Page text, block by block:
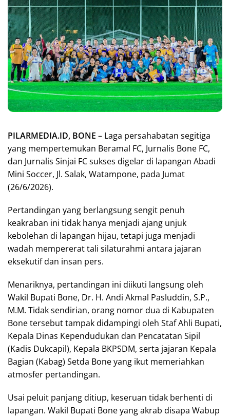
PILARMEDIA.ID, BONE – Laga persahabatan segitiga
yang mempertemukan Beramal FC, Jurnalis Bone FC,
dan Jurnalis Sinjai FC sukses digelar di lapangan Abadi
Mini Soccer, Jl. Salak, Watampone, pada Jumat
(26/6/2026).
Pertandingan yang berlangsung sengit penuh
keakraban ini tidak hanya menjadi ajang unjuk
kebolehan di lapangan hijau, tetapi juga menjadi
wadah mempererat tali silaturahmi antara jajaran
eksekutif dan insan pers.
​Menariknya, pertandingan ini diikuti langsung oleh
Wakil Bupati Bone, Dr. H. Andi Akmal Pasluddin, S.P.,
M.M. Tidak sendirian, orang nomor dua di Kabupaten
Bone tersebut tampak didampingi oleh Staf Ahli Bupati,
Kepala Dinas Kependudukan dan Pencatatan Sipil
(Kadis Dukcapil), Kepala BKPSDM, serta jajaran Kepala
Bagian (Kabag) Setda Bone yang ikut memeriahkan
atmosfer pertandingan.
​Usai peluit panjang ditiup, keseruan tidak berhenti di
lapangan. Wakil Bupati Bone yang akrab disapa Wabup